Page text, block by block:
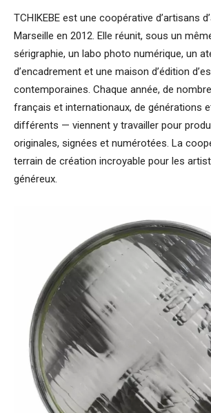
TCHIKEBE est une coopérative d’artisans
Marseille en 2012. Elle réunit, sous un
sérigraphie, un labo photo numérique, un
d’encadrement et une maison d’édition
contemporaines. Chaque année, de
français et internationaux, de générations
différents — viennent y travailler pour
originales, signées et numérotées. La
terrain de création incroyable pour les
généreux.